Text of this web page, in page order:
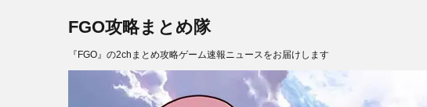
FGO攻略まとめ隊
『FGO』の2chまとめ攻略ゲーム速報ニュースをお届けします